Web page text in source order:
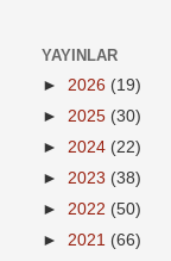
YAYINLAR
► 2026 (19)
► 2025 (30)
► 2024 (22)
► 2023 (38)
► 2022 (50)
► 2021 (66)